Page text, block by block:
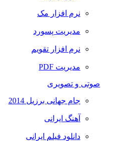
نرم افزار مک
مدیریت پسورد
نرم افزار تقویم
مدیریت PDF
صوتی و تصویری
جام جهانی برزیل 2014
آهنگ ایرانی
دانلود فیلم ایرانی